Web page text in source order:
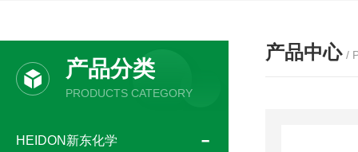
产品分类
PRODUCTS CATEGORY
HEIDON新东化学
产品中心 /